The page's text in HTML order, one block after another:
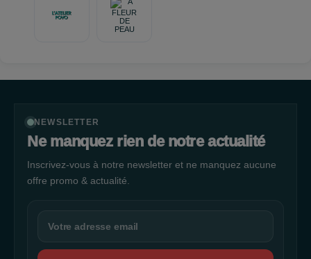
NEWSLETTER
Ne manquez rien de notre actualité
Inscrivez-vous à notre newsletter et ne manquez aucune
offre promo & actualité.